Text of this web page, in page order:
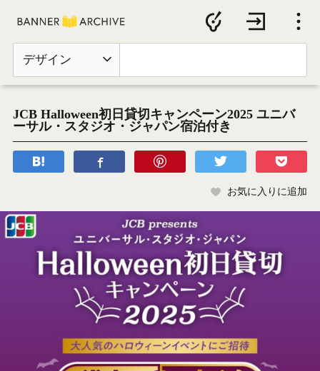
デザイン
JCB Halloween初日貸切キャンペーン2025 ユニバ
ーサル・スタジオ・ジャパン宿泊付き
お気に入りに追加